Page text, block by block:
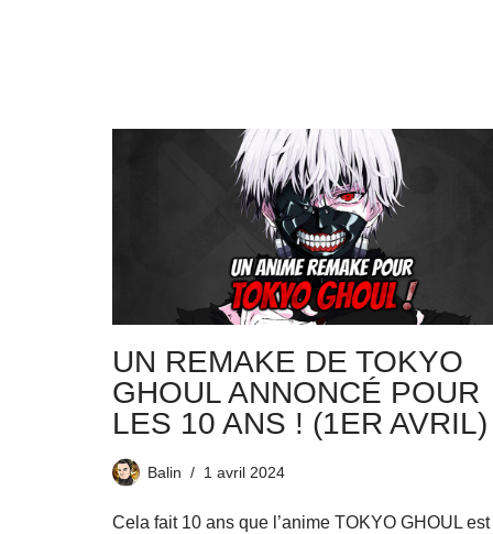
UN REMAKE DE TOKYO
GHOUL ANNONCÉ POUR
LES 10 ANS ! (1ER AVRIL)
Balin 1 avril 2024
Cela fait 10 ans que l’anime TOKYO GHOUL est